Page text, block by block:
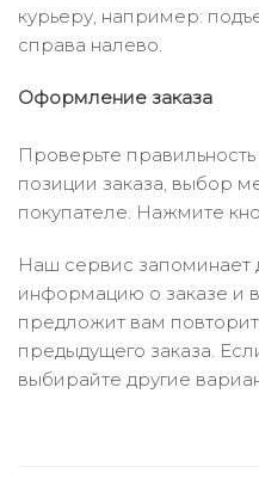
курьеру, например:
справа налево.
Оформление заказа
Проверьте
позиции заказа, выбор
покупателе. Нажмите
Наш сервис запоминает
информацию о заказе и
предложит вам
предыдущего заказа.
выбирайте другие